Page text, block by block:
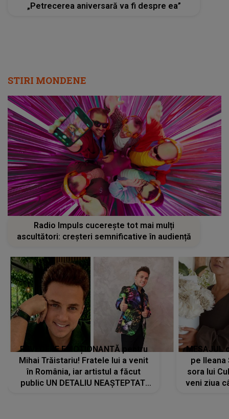
„Petrecerea aniversară va fi despre ea”
STIRI MONDENE
Radio Impuls cucerește tot mai mulți
ascultători: creșteri semnificative în audiență
REVEDERE EMOȚIONANTĂ pentru
Mihai Trăistariu! Fratele lui a venit
în România, iar artistul a făcut
public UN DETALIU NEAȘTEPTAT:
MESAJUL
pe Ileana
sora lui
veni ziua